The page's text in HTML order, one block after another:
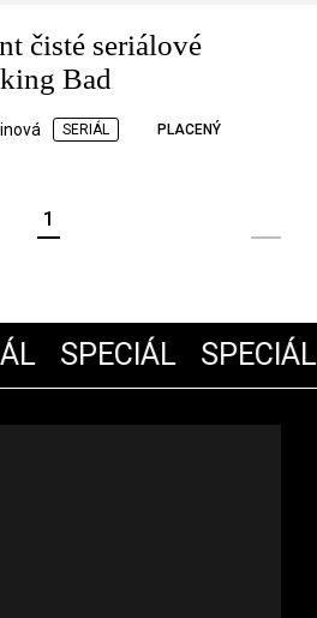
čisté seriálové
Bad
SERIÁL PLACENÝ
1
SPECIÁL SPECIÁL